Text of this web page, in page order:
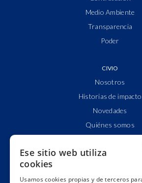
Medio Ambiente
Transparencia
Poder
CIVIO
Nosotros
Historias de impacto
Novedades
Quiénes somos
Alianzas y redes
Ese sitio web utiliza
cookies
Usamos cookies propias y de terceros